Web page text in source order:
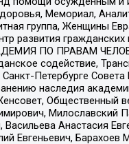
Мемориал,
группа, Женщины
развития гражданских
ПО ПРАВАМ
содействие,
Петербурге
наследия
Общественный
Анастасия
Евгеньевич,